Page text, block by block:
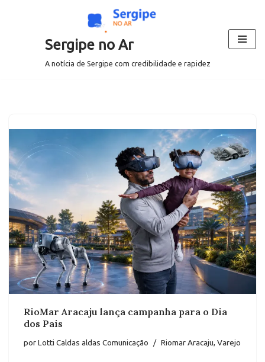
Sergipe no Ar
A notícia de Sergipe com credibilidade e rapidez
RioMar Aracaju lança campanha para o Dia
dos Pais
porLotti Caldas aldas Comunicação Riomar Aracaju, Varejo